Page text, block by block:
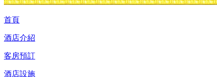
首頁
酒店介紹
客房預訂
酒店設施